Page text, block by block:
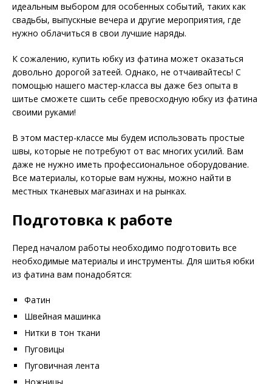
идеальным выбором для особенных событий, таких как
свадьбы, выпускные вечера и другие мероприятия, где
нужно облачиться в свои лучшие наряды.
К сожалению, купить юбку из фатина может оказаться
довольно дорогой затеей. Однако, не отчаивайтесь! С
помощью нашего мастер-класса вы даже без опыта в
шитье сможете сшить себе превосходную юбку из фатина
своими руками!
В этом мастер-классе мы будем использовать простые
швы, которые не потребуют от вас многих усилий. Вам
даже не нужно иметь профессиональное оборудование.
Все материалы, которые вам нужны, можно найти в
местных тканевых магазинах и на рынках.
Подготовка к работе
Перед началом работы необходимо подготовить все
необходимые материалы и инструменты. Для шитья юбки
из фатина вам понадобятся:
Фатин
Швейная машинка
Нитки в тон ткани
Пуговицы
Пуговичная лента